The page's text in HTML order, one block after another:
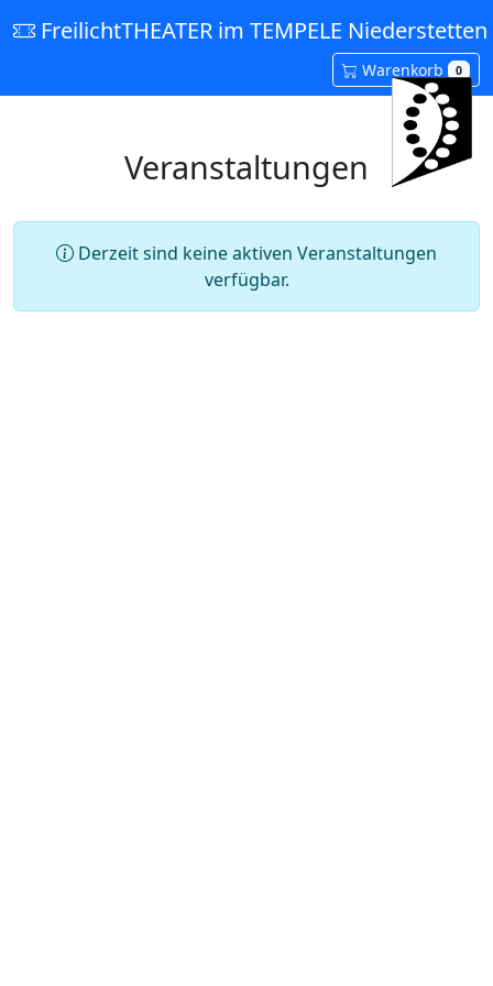
FreilichtTHEATER im TEMPELE Niederstetten
Warenkorb 0
Veranstaltungen
Derzeit sind keine aktiven Veranstaltungen
verfügbar.